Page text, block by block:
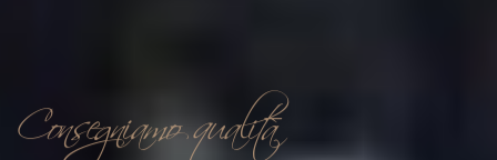
Consegniamo qualità